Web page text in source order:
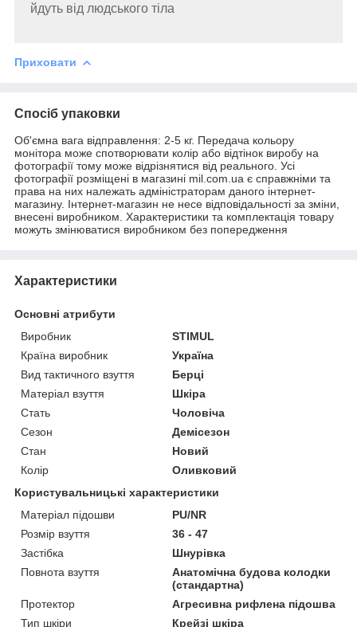
йдуть від людського тіла
Приховати
Спосіб упаковки
Об'ємна вага відправлення: 2-5 кг. Передача кольору
монітора може спотворювати колір або відтінок виробу на
фотографії тому може відрізнятися від реального. Усі
фотографії розміщені в магазині mil.com.ua є справжніми та
права на них належать адміністраторам даного інтернет-
магазину. Інтернет-магазин не несе відповідальності за зміни,
внесені виробником. Характеристики та комплектація товару
можуть змінюватися виробником без попередження
Характеристики
Основні атрибути
Виробник
STIMUL
Країна виробник
Україна
Вид тактичного взуття
Берці
Матеріал взуття
Шкіра
Стать
Чоловіча
Сезон
Демісезон
Стан
Новий
Колір
Оливковий
Користувальницькі характеристики
Матеріал підошви
PU/NR
Розмір взуття
36 - 47
Застібка
Шнурівка
Повнота взуття
Анатомічна будова колодки
(стандартна)
Протектор
Агресивна рифлена підошва
Тип шкіри
Крейзі шкіра